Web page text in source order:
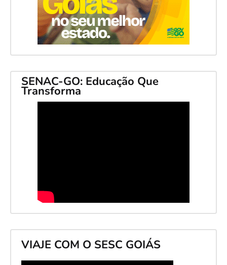
SENAC-GO: Educação Que
Transforma
VIAJE COM O SESC GOIÁS